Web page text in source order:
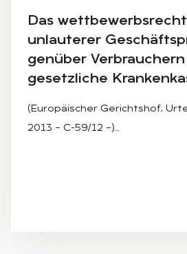
Das
un­lau­te­rer
gen­über
ge­setz­li­che
(Europäischer Gerichtshof,
2013 – C-59/12 –)…